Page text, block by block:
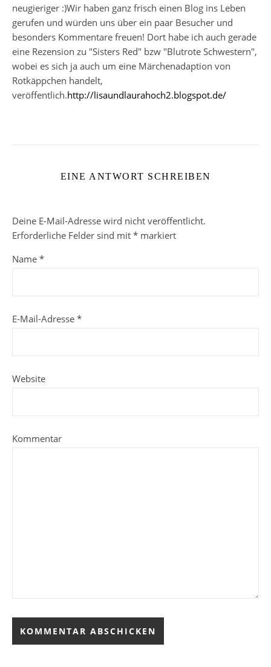
neugieriger :)Wir haben ganz frisch einen Blog ins Leben
gerufen und würden uns über ein paar Besucher und
besonders Kommentare freuen! Dort habe ich auch gerade
eine Rezension zu "Sisters Red" bzw "Blutrote Schwestern",
wobei es sich ja auch um eine Märchenadaption von
Rotkäppchen handelt,
veröffentlich.http://lisaundlaurahoch2.blogspot.de/
EINE ANTWORT SCHREIBEN
Deine E-Mail-Adresse wird nicht veröffentlicht.
Erforderliche Felder sind mit * markiert
Name *
E-Mail-Adresse *
Website
Kommentar